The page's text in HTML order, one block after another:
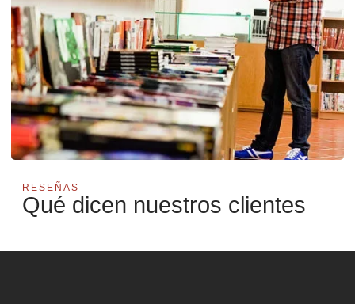
RESEÑAS
Qué dicen nuestros clientes